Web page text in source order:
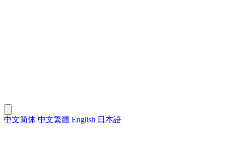
中文简体 中文繁體 English 日本語